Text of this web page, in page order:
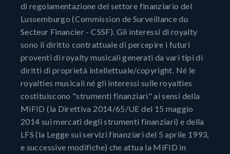
di regolamentazione del settore finanziario del
Lussemburgo (Commission de Surveillance du
Secteur Financier - CSSF). Gli interessi di royalty
sono il diritto contrattuale di percepire i futuri
proventi di royalty musicali generati da vari tipi di
diritti di proprietà intellettuale/copyright. Né le
royalties musicali né gli interessi sulle royalties
costituiscono "strumenti finanziari" ai sensi della
MiFID (la Direttiva 2014/65/UE del 15 maggio
2014 sui mercati degli strumenti finanziari) e della
LFS (la Legge sui servizi finanziari del 5 aprile 1993,
e successive modifiche) che attua la MiFID in